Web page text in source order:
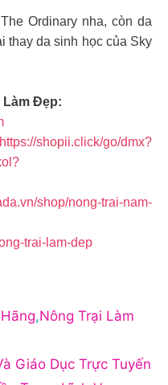
Ordinary nha, còn da
thay da sinh học của Sky
Làm Đẹp:
https://shopii.click/go/dmx?
shop/nong-trai-nam-
trai-lam-dep
,Nông Trại Làm
Giáo Dục Trực Tuyến